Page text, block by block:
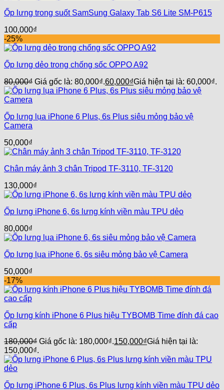
Ốp lưng trong suốt SamSung Galaxy Tab S6 Lite SM-P615
100,000₫
-25%
Ốp lưng dẻo trong chống sốc OPPO A92
80,000₫ Giá gốc là: 80,000₫.60,000₫Giá hiện tại là: 60,000₫.
Ốp lưng lụa iPhone 6 Plus, 6s Plus siêu mỏng bảo vệ
Camera
50,000₫
Chân máy ảnh 3 chân Tripod TF-3110, TF-3120
130,000₫
Ốp lưng iPhone 6, 6s lưng kính viền màu TPU dẻo
80,000₫
Ốp lưng lụa iPhone 6, 6s siêu mỏng bảo vệ Camera
50,000₫
-17%
Ốp lưng kính iPhone 6 Plus hiệu TYBOMB Time đính đá cao
cấp
180,000₫ Giá gốc là: 180,000₫.150,000₫Giá hiện tại là:
150,000₫.
Ốp lưng iPhone 6 Plus, 6s Plus lưng kính viền màu TPU dẻo